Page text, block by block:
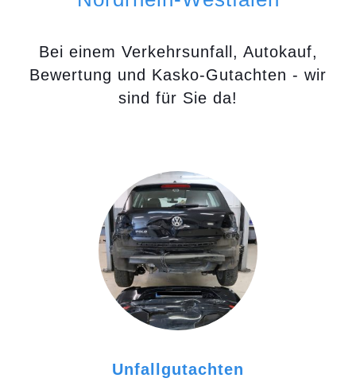
Bei einem Verkehrsunfall, Autokauf,
Bewertung und Kasko-Gutachten - wir
sind für Sie da!
Unfallgutachten